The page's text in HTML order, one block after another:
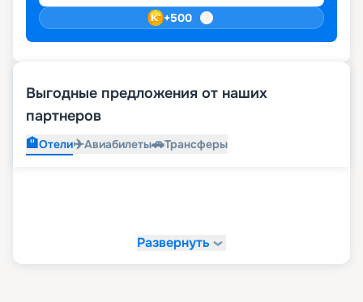
+500
Выгодные предложения от наших
партнеров
🏨Отели✈️Авиабилеты🚗Трансферы
Развернуть